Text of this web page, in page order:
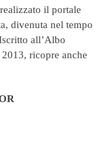
il portale
divenuta nel tempo
all’Albo
ricopre anche